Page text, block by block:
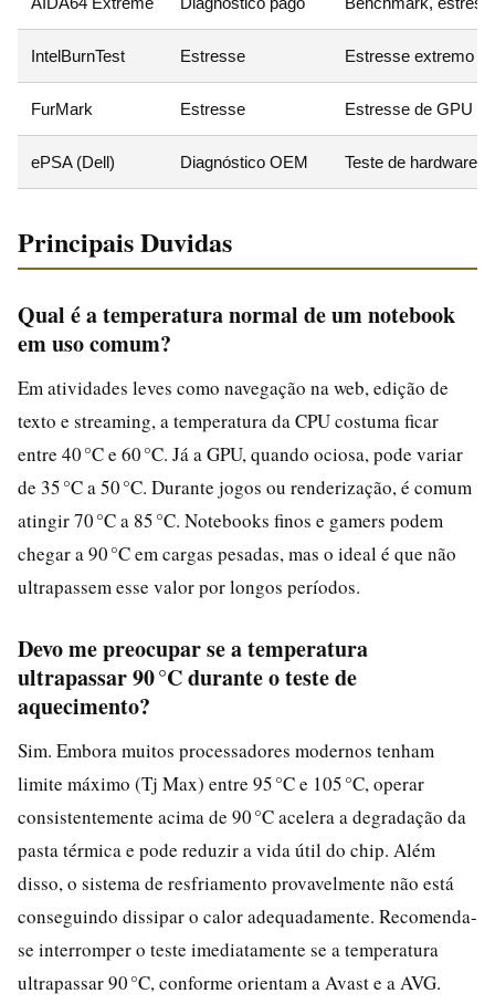
IntelBurnTest Estresse Estresse extremo
FurMark Estresse Estresse de GPU
ePSA (Dell) Diagnóstico OEM Teste de hardware
Principais Duvidas
Qual é a temperatura normal de um notebook
em uso comum?
Em atividades leves como navegação na web, edição de
texto e streaming, a temperatura da CPU costuma ficar
entre 40 °C e 60 °C. Já a GPU, quando ociosa, pode variar
de 35 °C a 50 °C. Durante jogos ou renderização, é comum
atingir 70 °C a 85 °C. Notebooks finos e gamers podem
chegar a 90 °C em cargas pesadas, mas o ideal é que não
ultrapassem esse valor por longos períodos.
Devo me preocupar se a temperatura
ultrapassar 90 °C durante o teste de
aquecimento?
Sim. Embora muitos processadores modernos tenham
limite máximo (Tj Max) entre 95 °C e 105 °C, operar
consistentemente acima de 90 °C acelera a degradação da
pasta térmica e pode reduzir a vida útil do chip. Além
disso, o sistema de resfriamento provavelmente não está
conseguindo dissipar o calor adequadamente. Recomenda-
se interromper o teste imediatamente se a temperatura
ultrapassar 90 °C, conforme orientam a Avast e a AVG.